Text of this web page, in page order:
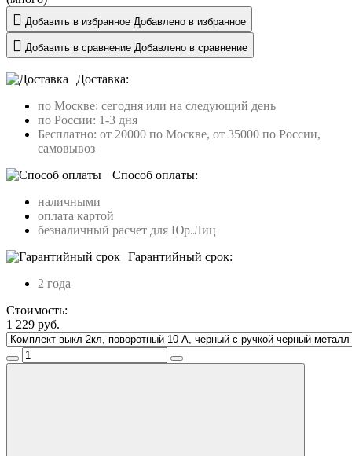
Добавить в избранное Добавлено в избранное
Добавить в сравнение Добавлено в сравнение
Доставка:
по Москве: сегодня или на следующий день
по России: 1-3 дня
Бесплатно: от 20000 по Москве, от 35000 по России,
самовывоз
Способ оплаты:
наличными
оплата картой
безналичный расчет для Юр.Лиц
Гарантийный срок:
2 года
Стоимость:
1 229 руб.